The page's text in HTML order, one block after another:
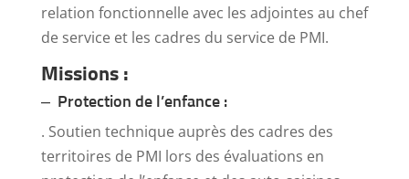
relation fonctionnelle avec les adjointes au chef
de service et les cadres du service de PMI.
Missions :
– Protection de l’enfance :
. Soutien technique auprès des cadres des
territoires de PMI lors des évaluations en